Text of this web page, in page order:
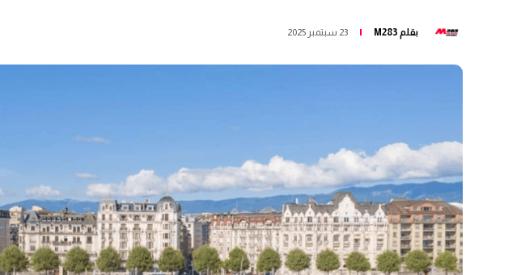
بقلم M283 23 سبتمبر 2025